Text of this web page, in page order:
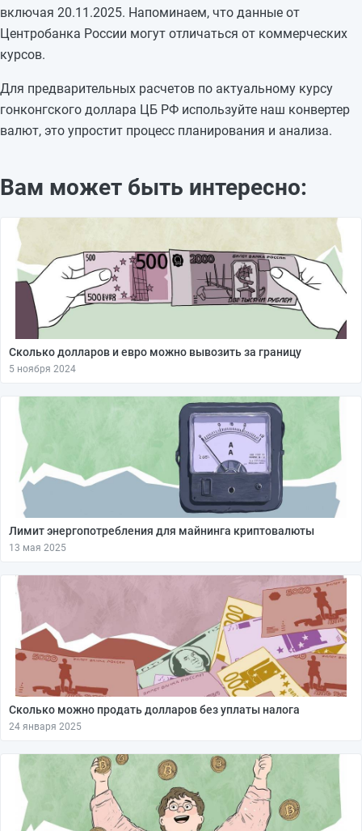
08.11.2025
10,4633
-0,0221
07.11.2025
10,4854
+0,0256
06.11.2025
включая 20.11.2025. Напоминаем, что данные от
Центробанка России могут отличаться от коммерческих
курсов.
Для предварительных расчетов по актуальному курсу
гонконгского доллара ЦБ РФ используйте наш конвертер
валют, это упростит процесс планирования и анализа.
Вам может быть интересно:
Сколько долларов и евро можно вывозить за границу
5 ноября 2024
Лимит энергопотребления для майнинга криптовалюты
13 мая 2025
Сколько можно продать долларов без уплаты налога
24 января 2025